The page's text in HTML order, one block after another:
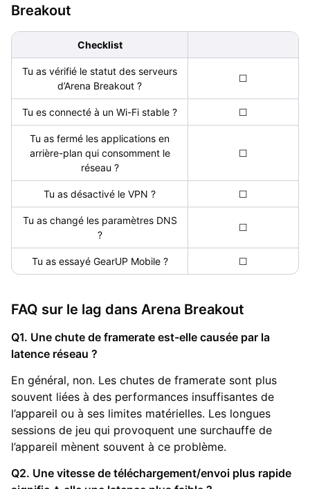
Breakout
Checklist
Tu as vérifié le statut des serveurs
d’Arena Breakout ?
☐
Tu es connecté à un Wi-Fi stable ? ☐
Tu as fermé les applications en
arrière-plan qui consomment le
réseau ?
☐
Tu as désactivé le VPN ? ☐
Tu as changé les paramètres DNS
?
☐
Tu as essayé GearUP Mobile ? ☐
FAQ sur le lag dans Arena Breakout
Q1. Une chute de framerate est-elle causée par la
latence réseau ?
En général, non. Les chutes de framerate sont plus
souvent liées à des performances insuffisantes de
l’appareil ou à ses limites matérielles. Les longues
sessions de jeu qui provoquent une surchauffe de
l’appareil mènent souvent à ce problème.
Q2. Une vitesse de téléchargement/envoi plus rapide